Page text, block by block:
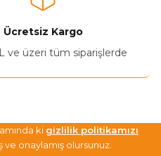
Ücretsiz Kargo
ve üzeri tüm siparişlerde
ki gizlilik politikamızı
onaylamış olursunuz.